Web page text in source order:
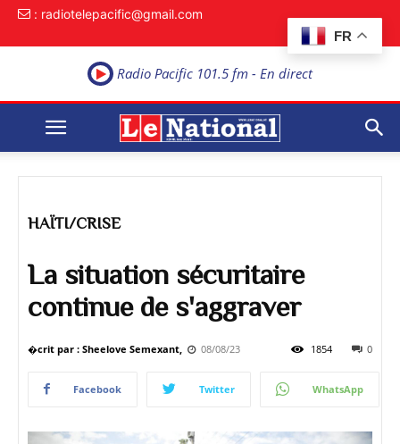
FR
: radiotelepacific@gmail.com
Radio Pacific 101.5 fm - En direct
HAÏTI/CRISE
La situation sécuritaire
continue de s'aggraver
�crit par : Sheelove Semexant, 08/08/23 0
1854
Facebook Twitter WhatsApp